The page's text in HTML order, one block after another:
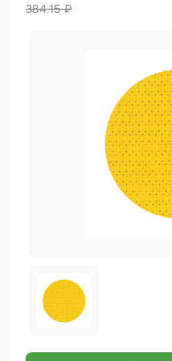
Краскопульты
Добавки
Шлифовальные
Армирующие
384.15 ₽